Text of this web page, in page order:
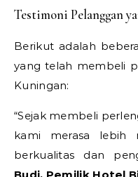
Testimoni Pelanggan
Berikut adalah
yang telah membeli
Kuningan:
“Sejak membeli
kami merasa lebih
berkualitas dan